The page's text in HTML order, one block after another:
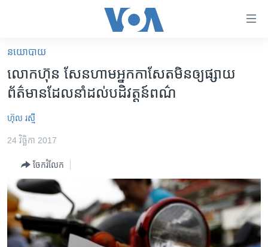
គេហទំព័រ​
ទាក់ទង
និង​
ចូល​
ទំព័រ​
រំលង​
និង​
ចូល​
ទៅ​
អន្តរជាតិ
ហេឡូវីអូអេ
កម្ពុជាច្នៃប្រតិដ្ឋ
ព្រឹត្តិការណ៍ព័ត៌មាន
ទូរទស្សន៍ / វីដេអូ​
វិទ្យុ / ផតខាសថ៍
នយោបាយ
លោក​​​ហ៊ុន សែន​ហាម​អ្នក​កាសែត​មិន​ឲ្យ​ផ្សាយ​
ព័ត៌មាន​ដែល​នាំ​ដល់​បដិវត្តន៍​ពណ៌​
ហ៊ុល រស្មី
24 វិច្ឆិកា 2017
ចែករំលែក